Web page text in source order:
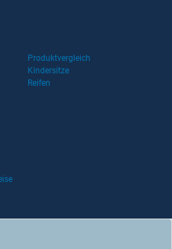
Produktvergleich
Kindersitze
Reifen